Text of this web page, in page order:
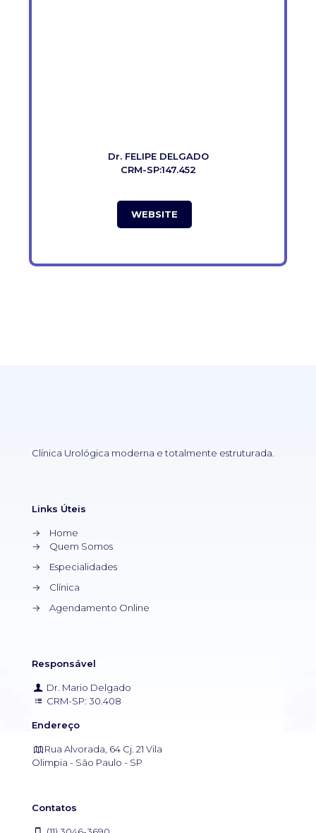
Dr. FELIPE DELGADO
CRM-SP:147.452
WEBSITE
Clínica Urológica moderna e totalmente estruturada.
Links Úteis
→
Home
→
Quem Somos
→
Especialidades
→
Clínica
→
Agendamento Online
Responsável
Dr. Mario Delgado
CRM-SP: 30.408
Endereço
Rua Alvorada, 64 Cj. 21 Vila
Olimpia - São Paulo - SP
Contatos